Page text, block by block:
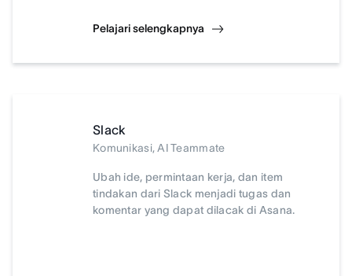
Pelajari selengkapnya
Slack
Komunikasi, AI Teammate
Ubah ide, permintaan kerja, dan item
tindakan dari Slack menjadi tugas dan
komentar yang dapat dilacak di Asana.